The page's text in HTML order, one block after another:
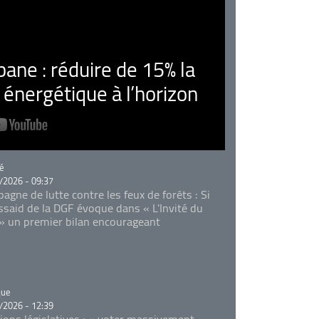
: réduire de 15% la
à l’horizon
- 09:37
de lutte contre les feux de forêts : Si
de la DGF évoque dans « L'Invité du
un premier bilan encourageant
- 12:39